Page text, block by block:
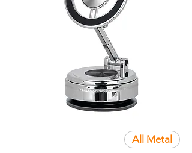
All Metal